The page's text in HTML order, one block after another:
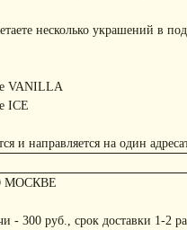
несколько украшений в
VANILLA
ICE
и направляется на один
МОСКВЕ
- 300 руб., срок доставки 1-2